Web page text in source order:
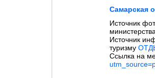
Самарская
Источник
Источник
туризму
Ссылка на